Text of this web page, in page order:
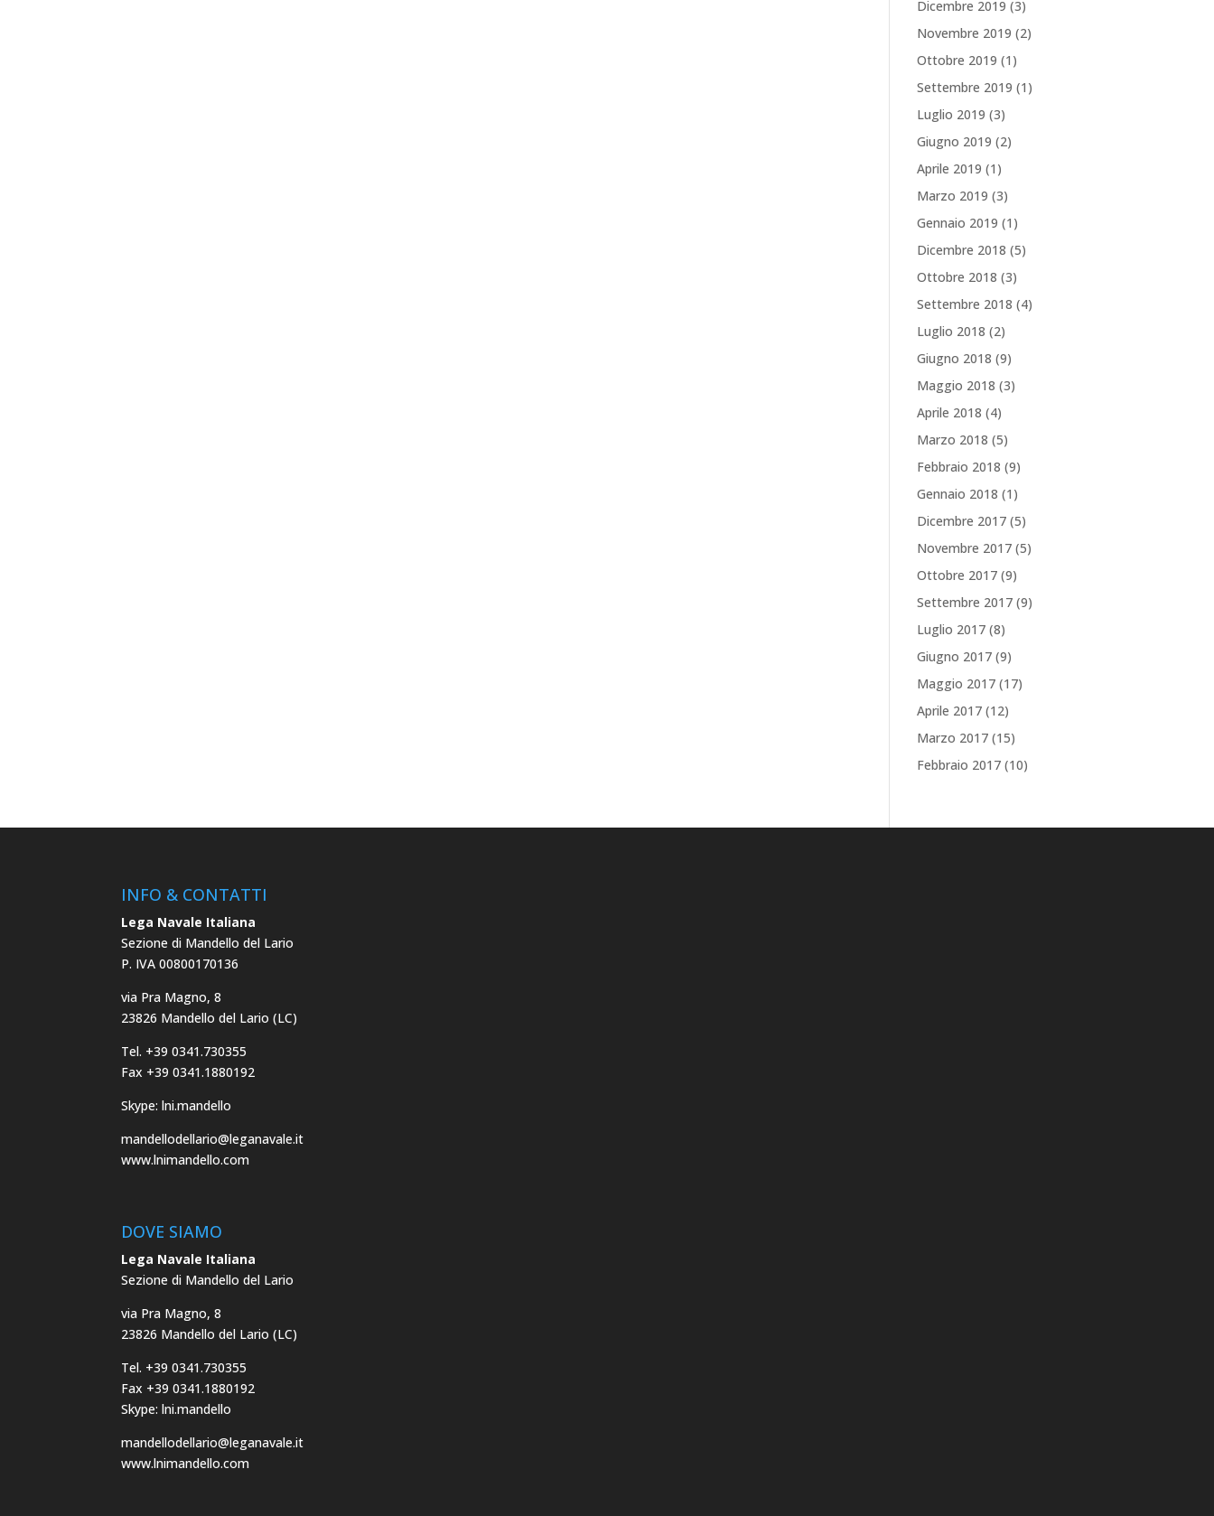
Dicembre 2019 (3)
Novembre 2019 (2)
Ottobre 2019 (1)
Settembre 2019 (1)
Luglio 2019 (3)
Giugno 2019 (2)
Aprile 2019 (1)
Marzo 2019 (3)
Gennaio 2019 (1)
Dicembre 2018 (5)
Ottobre 2018 (3)
Settembre 2018 (4)
Luglio 2018 (2)
Giugno 2018 (9)
Maggio 2018 (3)
Aprile 2018 (4)
Marzo 2018 (5)
Febbraio 2018 (9)
Gennaio 2018 (1)
Dicembre 2017 (5)
Novembre 2017 (5)
Ottobre 2017 (9)
Settembre 2017 (9)
Luglio 2017 (8)
Giugno 2017 (9)
Maggio 2017 (17)
Aprile 2017 (12)
Marzo 2017 (15)
Febbraio 2017 (10)
INFO & CONTATTI
Lega Navale Italiana
Sezione di Mandello del Lario
P. IVA 00800170136
via Pra Magno, 8
23826 Mandello del Lario (LC)
Tel. +39 0341.730355
Fax +39 0341.1880192
Skype: lni.mandello
mandellodellario@leganavale.it
www.lnimandello.com
DOVE SIAMO
Lega Navale Italiana
Sezione di Mandello del Lario
via Pra Magno, 8
23826 Mandello del Lario (LC)
Tel. +39 0341.730355
Fax +39 0341.1880192
Skype: lni.mandello
mandellodellario@leganavale.it
www.lnimandello.com